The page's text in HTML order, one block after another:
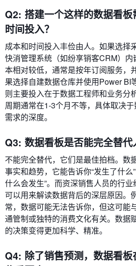
Q2: 搭建一个这样的数据看
时间投入？
成本和时间投入丰俭由人。如果选择
快消管理系统（如纷享销客CRM）
本相对较低，通常是按年订阅服务，
果选择自建数据仓库并使用Power BI
则主要投入在于数据工程师和业务分
周期通常在1-3个月不等，具体取决
需求的深度。
Q3: 数据看板是否能完全替代
不能完全替代，它们是最佳拍档。数
事实和趋势，它能告诉你“发生了什么
什么会发生”。而资深销售人员的行
可以用来解读数据背后的深层原因。
常，数据可能无法告诉你，但这可能
通管制或独特的消费文化有关。数据
的决策变得更加科学、精准。
Q4: 除了销售预测，数据看